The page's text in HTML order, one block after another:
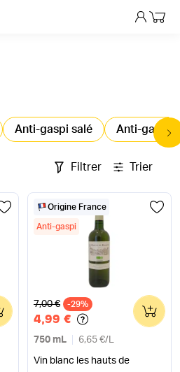
Mon
Anti-gaspi salé Anti-gaspi
Filtrer Trier
Origine France
Anti-gaspi
Ancien prix
7,00 € -29%
4,99 €
750 mL 6,65 €/ L
Vin blanc les hauts de
0